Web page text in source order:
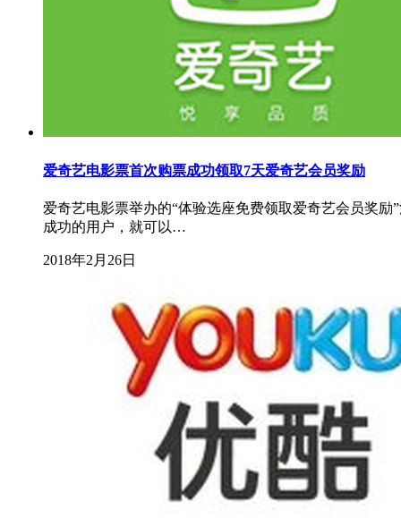
爱奇艺电影票首次购票成功领取7天爱奇艺会员奖励
爱奇艺电影票举办的“体验选座免费领取爱奇艺会员奖
成功的用户，就可以…
2018年2月26日